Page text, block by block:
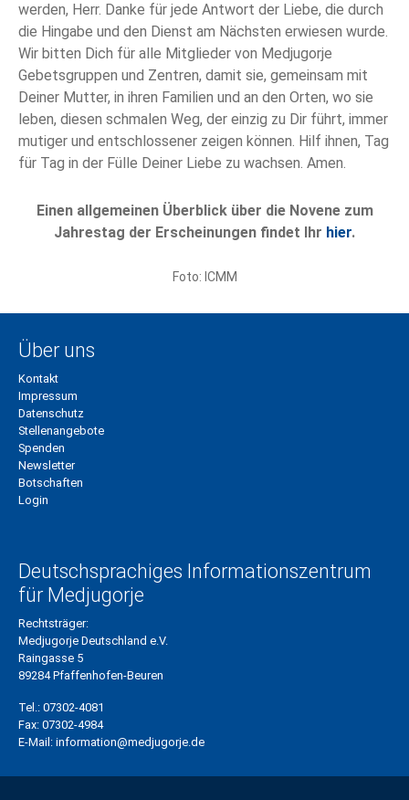
werden, Herr. Danke für jede Antwort der Liebe, die durch
die Hingabe und den Dienst am Nächsten erwiesen wurde.
Wir bitten Dich für alle Mitglieder von Medjugorje
Gebetsgruppen und Zentren, damit sie, gemeinsam mit
Deiner Mutter, in ihren Familien und an den Orten, wo sie
leben, diesen schmalen Weg, der einzig zu Dir führt, immer
mutiger und entschlossener zeigen können. Hilf ihnen, Tag
für Tag in der Fülle Deiner Liebe zu wachsen. Amen.
Einen allgemeinen Überblick über die Novene zum
Jahrestag der Erscheinungen findet Ihr hier.
Foto: ICMM
Über uns
Kontakt
Impressum
Datenschutz
Stellenangebote
Spenden
Newsletter
Botschaften
Login
Deutschsprachiges Informationszentrum
für Medjugorje
Rechtsträger:
Medjugorje Deutschland e.V.
Raingasse 5
89284 Pfaffenhofen-Beuren
Tel.: 07302-4081
Fax: 07302-4984
E-Mail: information@medjugorje.de